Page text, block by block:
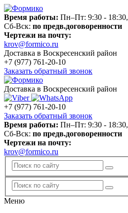
Время работы: Пн–Пт: 9:30 - 18:30,
Сб-Вск: по предв.договоренности
Чертежи на почту:
krov@formico.ru
Доставка в Воскресенский район
+7 (977) 761-20-10
Заказать обратный звонок
Доставка в Воскресенский район
+7 (977) 761-20-10
Заказать обратный звонок
Время работы: Пн–Пт: 9:30 - 18:30,
Сб-Вск: по предв.договоренности
Чертежи на почту:
krov@formico.ru
Меню